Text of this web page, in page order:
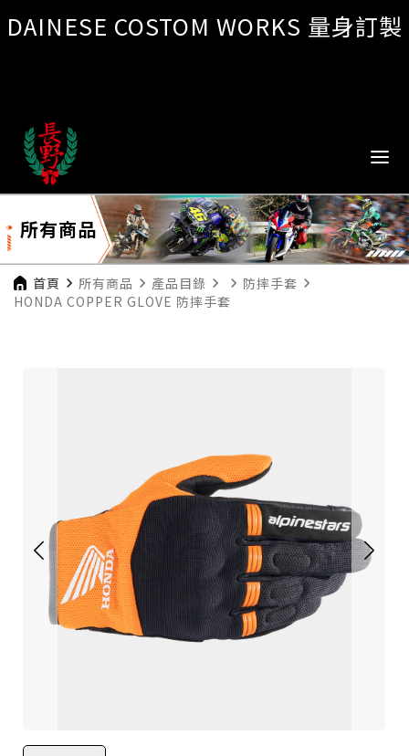
DAINESE COSTOM WORKS 量身訂製
所有商品
首頁 navigate_next 所有商品 navigate_next 產品目錄 navigate_next navigate_next 防摔手套 navigate_next
HONDA COPPER GLOVE 防摔手套